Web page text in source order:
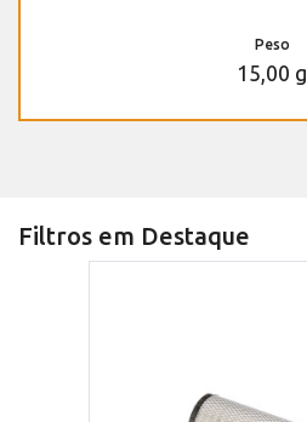
Peso
15,00 g
Filtros em Destaque